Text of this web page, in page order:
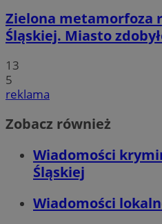
Zielona metamorfoza
Śląskiej. Miasto
13
5
reklama
Zobacz również
Wiadomości
Śląskiej
Wiadomości